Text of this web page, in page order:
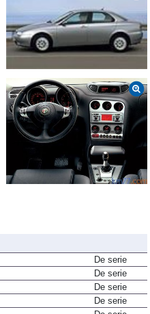
De serie
De serie
De serie
De serie